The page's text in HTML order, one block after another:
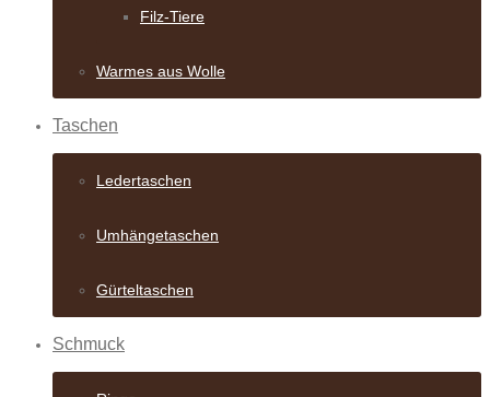
Filz-Tiere
Warmes aus Wolle
Taschen
Ledertaschen
Umhängetaschen
Gürteltaschen
Schmuck